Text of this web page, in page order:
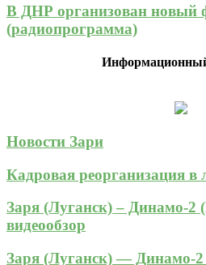
В ДНР организован новый
(радиопрограмма)
Новости Зари
Кадровая реорганизация в
Заря (Луганск) – Динамо-2
видеообзор
Заря (Луганск) — Динамо-